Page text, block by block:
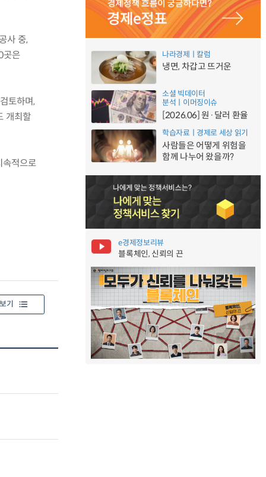
사 중,
곳은
토하며,
개최할
속적으로
기
나라경제ㅣ칼럼
냉면, 차갑고 뜨거운
소셜 빅데이터
분석ㅣ이머징이슈
[2026.06] 원·달러 환율
학습자료ㅣ경제로 세상 읽기
사람들은 어떻게 위험을
함께 나누어 왔을까?
e경제정보리뷰
블록체인, 신뢰의 끈